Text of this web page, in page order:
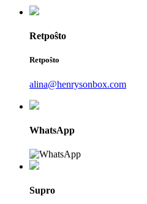
Retpoŝto
Retpoŝto
alina@henrysonbox.com
WhatsApp
Supro